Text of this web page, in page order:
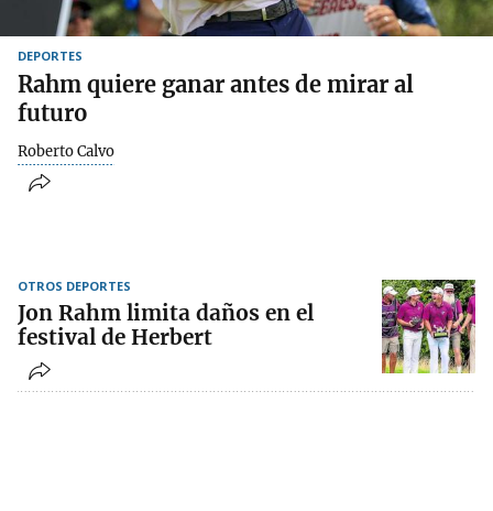
DEPORTES
Rahm quiere ganar antes de mirar al
futuro
Roberto Calvo
OTROS DEPORTES
Jon Rahm limita daños en el
festival de Herbert